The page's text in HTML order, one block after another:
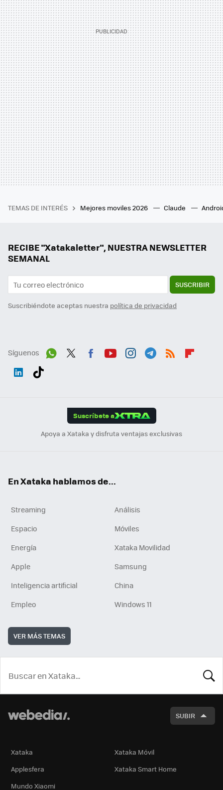
TEMAS DE INTERÉS Mejores moviles 2026 Claude
RECIBE "Xatakaletter", NUESTRA NEWSLETTER
SEMANAL
SUSCRIBIR
Suscribiéndote aceptas nuestra política de privacidad
Síguenos
Suscríbete a
Apoya a Xataka y disfruta ventajas exclusivas
En Xataka hablamos de...
Streaming
Análisis
Espacio
Móviles
Energía
Xataka Movilidad
Apple
Samsung
Inteligencia artificial
China
Empleo
Windows 11
VER MÁS TEMAS
SUBIR
Xataka
Xataka Móvil
Applesfera
Xataka Smart Home
Mundo Xiaomi